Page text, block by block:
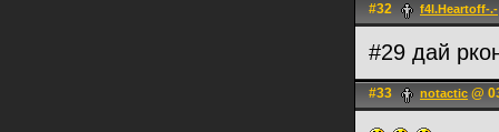
#32 f4l.Heartoff-.-
#29 дай
#33 notactic @